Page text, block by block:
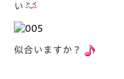
い
似合いますか？